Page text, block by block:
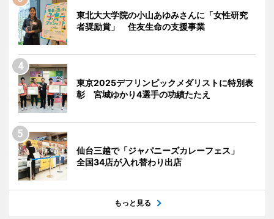
東北大大学院の小山あゆみさんに「女性研究
者奨励賞」 住友生命の支援事業
東京2025デフリンピックメダリストに特別表
彰 宮城ゆかり4選手の功績たたえ
仙台三越で「ジャパニーズカレーフェス」
全国34店が入れ替わり出店
もっと見る